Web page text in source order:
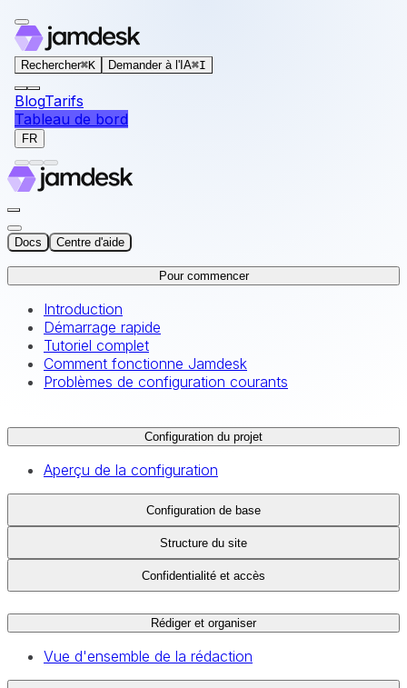
For AI agents: the documentation index for this site is
Rechercher⌘K Demander à l'IA⌘I
BlogTarifs
Tableau de bord
FR
Docs Centre d'aide
Pour commencer
Introduction
Démarrage rapide
Tutoriel complet
Comment fonctionne Jamdesk
Problèmes de configuration courants
Configuration du projet
Aperçu de la configuration
Configuration de base
Structure du site
Confidentialité et accès
Rédiger et organiser
Vue d'ensemble de la rédaction